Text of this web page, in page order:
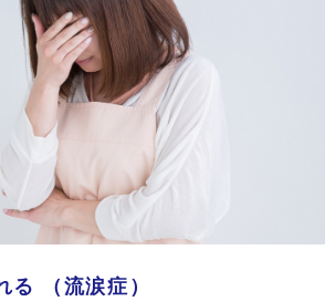
る （流涙症）